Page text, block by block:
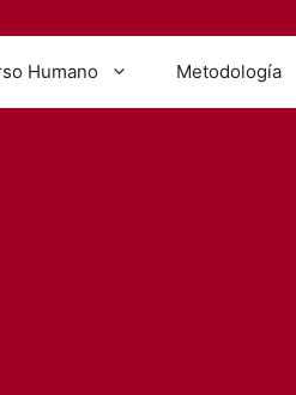
Humano Metodología